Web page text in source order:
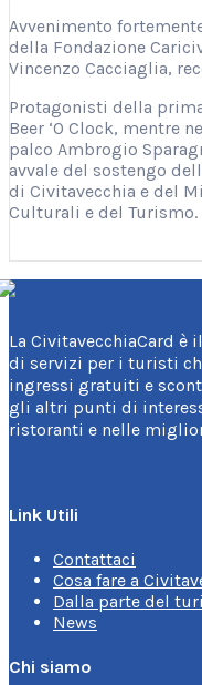
Avvenimento
della Fondazione
Vincenzo Cacciaglia,
Protagonisti della
Beer ‘O Clock, mentre
palco Ambrogio
avvale del sostengo
di Civitavecchia e del
Culturali e del Turismo.
La CivitavecchiaCard
di servizi per i turisti
ingressi gratuiti e
gli altri punti di
ristoranti e nelle
Link Utili
Contattaci
Cosa fare a
Dalla parte del
News
Chi siamo